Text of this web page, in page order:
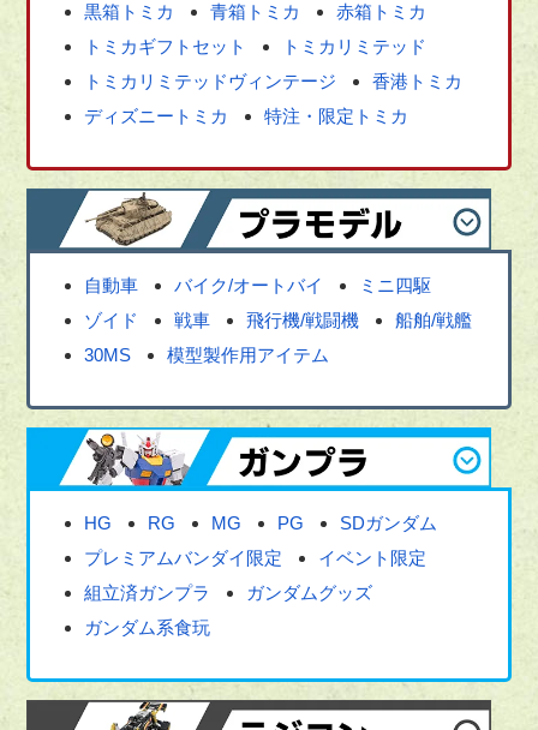
黒箱トミカ 青箱トミカ
赤箱トミカ
トミカギフトセット
トミカリミテッド
トミカリミテッドヴィンテージ
香港トミカ
ディズニートミカ
特注・限定トミカ
自動車 バイク/オートバイ
ミニ四駆
ゾイド
戦車 飛行機/戦闘機
船舶/戦艦
30MS
模型製作用アイテム
HG RG MG PG
SDガンダム
プレミアムバンダイ限定
イベント限定
組立済ガンプラ
ガンダムグッズ
ガンダム系食玩